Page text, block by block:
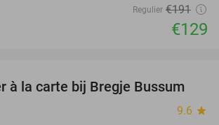
Regulier €191
€129
12%
à la carte bij Bregje Bussum
9.6 star